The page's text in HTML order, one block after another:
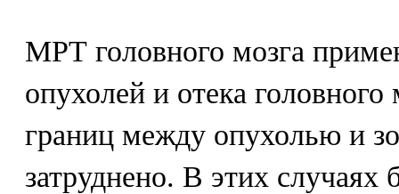
МРТ головного мозга
опухолей и отека
границ между опухолью и
затруднено. В этих